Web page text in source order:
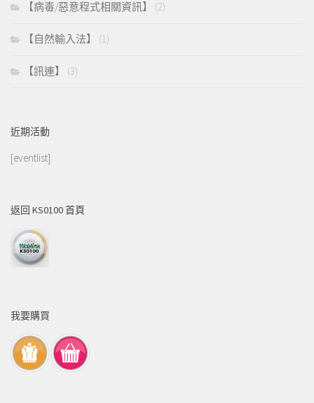
【病毒/惡意程式相關資訊】 (2)
【自然輸入法】 (1)
【訊連】 (3)
近期活動
[eventlist]
返回 KS0100 首頁
我要購買